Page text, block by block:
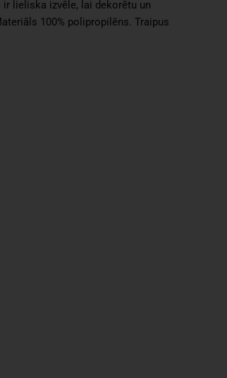
lieliska izvēle, lai dekorētu un
100% polipropilēns. Traipus